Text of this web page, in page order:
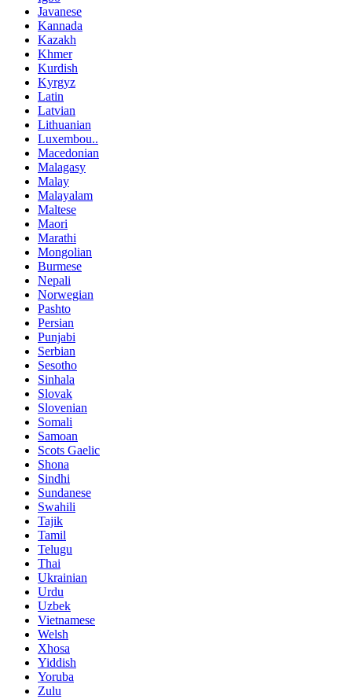
Javanese
Kannada
Kazakh
Khmer
Kurdish
Kyrgyz
Latin
Latvian
Lithuanian
Luxembou..
Macedonian
Malagasy
Malay
Malayalam
Maltese
Maori
Marathi
Mongolian
Burmese
Nepali
Norwegian
Pashto
Persian
Punjabi
Serbian
Sesotho
Sinhala
Slovak
Slovenian
Somali
Samoan
Scots Gaelic
Shona
Sindhi
Sundanese
Swahili
Tajik
Tamil
Telugu
Thai
Ukrainian
Urdu
Uzbek
Vietnamese
Welsh
Xhosa
Yiddish
Yoruba
Zulu